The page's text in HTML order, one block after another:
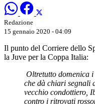
Redazione
15 gennaio 2020 - 04:09
Il punto del Corriere dello
la Juve per la Coppa Italia:
Oltretutto domenica
che dà chiari segnali
vecchio condottiero,
contro i ritrovati